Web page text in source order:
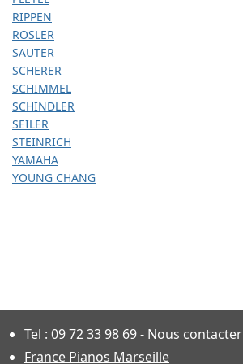
RIPPEN
ROSLER
SAUTER
SCHERER
SCHIMMEL
SCHINDLER
SEILER
STEINRICH
YAMAHA
YOUNG CHANG
Tel : 09 72 33 98 69- Nous contacter
France Pianos Marseille